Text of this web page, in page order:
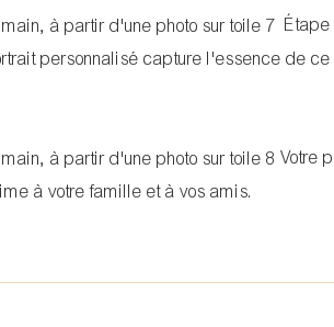
personnalisé capture l'essence de
Votre
à votre famille et à vos amis.